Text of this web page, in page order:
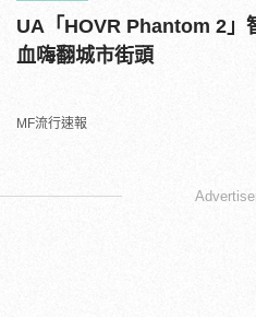
UA「HOVR Phantom 2」
血嗨翻城市街頭
MF流行速報